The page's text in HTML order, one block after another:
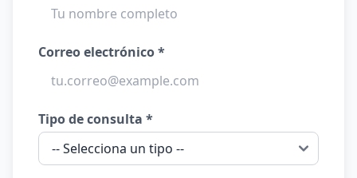
Correo electrónico *
Tipo de consulta *